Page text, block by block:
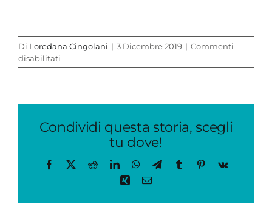
Di Loredana Cingolani | 3 Dicembre 2019 | Commenti
disabilitati
Locandina
Condividi questa storia, scegli
tu dove!
Facebook
X RedditLinkedInWhatsApp
TelegramTumblrPinterest
Vk
Xing Email